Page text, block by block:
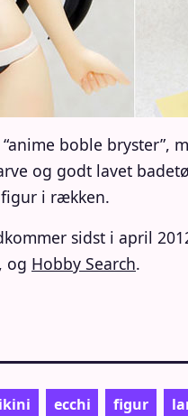
boble bryster”,
og godt lavet
i rækken.
sidst i april
, og Hobby Search.
ecchi figur